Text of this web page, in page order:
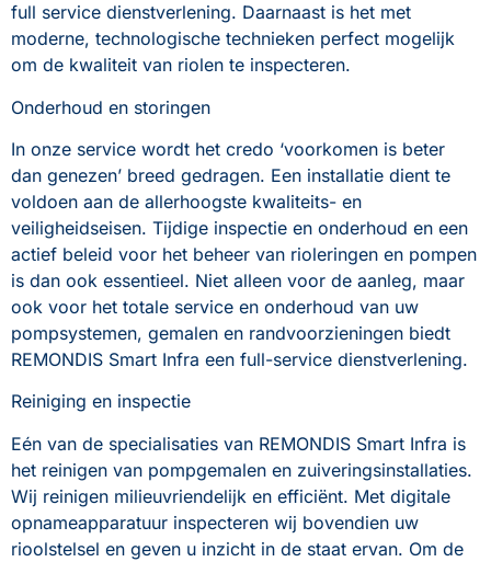
full service dienstverlening. Daarnaast is het met
moderne, technologische technieken perfect mogelijk
om de kwaliteit van riolen te inspecteren.
Onderhoud en storingen
In onze service wordt het credo ‘voorkomen is beter
dan genezen’ breed gedragen. Een installatie dient te
voldoen aan de allerhoogste kwaliteits- en
veiligheidseisen. Tijdige inspectie en onderhoud en een
actief beleid voor het beheer van rioleringen en pompen
is dan ook essentieel. Niet alleen voor de aanleg, maar
ook voor het totale service en onderhoud van uw
pompsystemen, gemalen en randvoorzieningen biedt
REMONDIS Smart Infra een full-service dienstverlening.
Reiniging en inspectie
Eén van de specialisaties van REMONDIS Smart Infra is
het reinigen van pompgemalen en zuiveringsinstallaties.
Wij reinigen milieuvriendelijk en efficiënt. Met digitale
opnameapparatuur inspecteren wij bovendien uw
rioolstelsel en geven u inzicht in de staat ervan. Om de